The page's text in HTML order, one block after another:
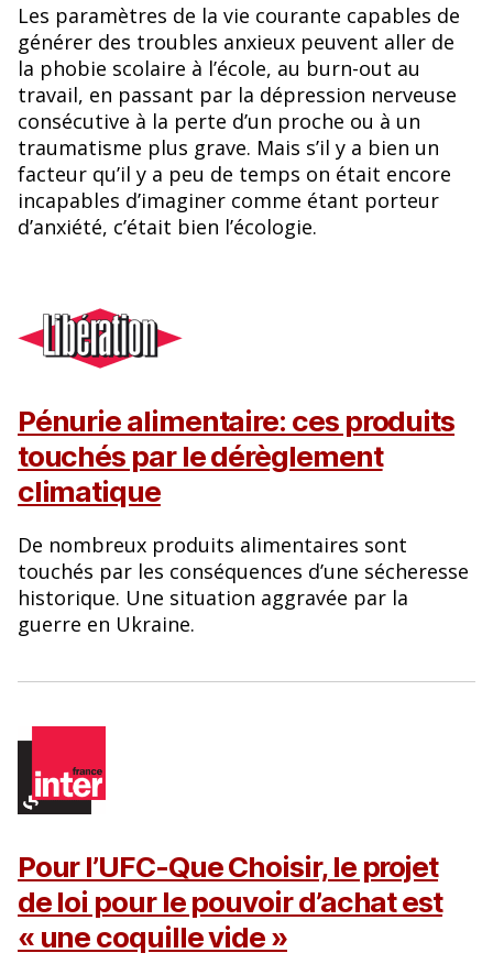
Les paramètres de la vie courante capables de
générer des troubles anxieux peuvent aller de
la phobie scolaire à l’école, au burn-out au
travail, en passant par la dépression nerveuse
consécutive à la perte d’un proche ou à un
traumatisme plus grave. Mais s’il y a bien un
facteur qu’il y a peu de temps on était encore
incapables d’imaginer comme étant porteur
d’anxiété, c’était bien l’écologie.
Pénurie alimentaire: ces produits
touchés par le dérèglement
climatique
De nombreux produits alimentaires sont
touchés par les conséquences d’une sécheresse
historique. Une situation aggravée par la
guerre en Ukraine.
Pour l’UFC-Que Choisir, le projet
de loi pour le pouvoir d’achat est
« une coquille vide »